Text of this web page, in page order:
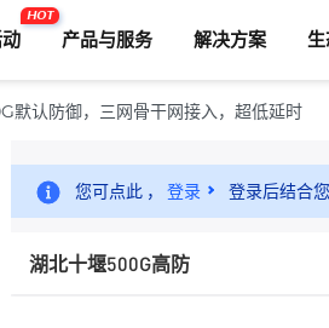
HOT
产品与服务 解决方案
默认防御，三网骨干网接入，超低延时
您可点此 ， 登录 登录后结合
湖北十堰500G高防